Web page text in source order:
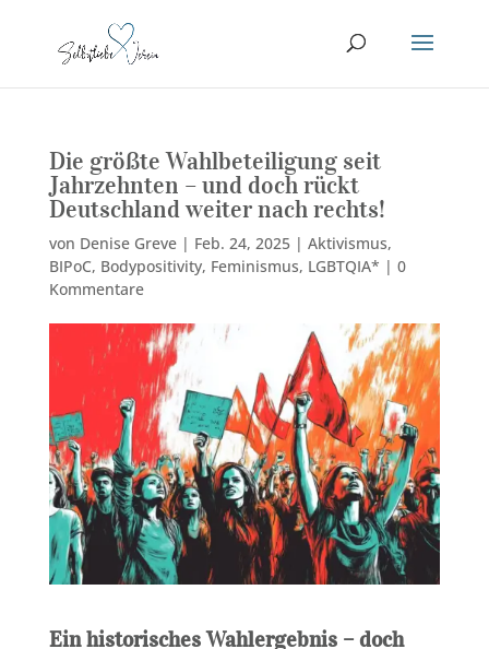
Die größte Wahlbeteiligung seit
Jahrzehnten – und doch rückt
Deutschland weiter nach rechts!
von Denise Greve| Feb. 24, 2025| Aktivismus,
BIPoC, Bodypositivity, Feminismus, LGBTQIA* | 0
Kommentare
Ein historisches Wahlergebnis – doch